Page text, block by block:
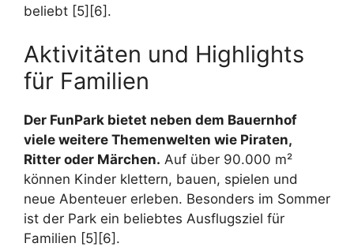
beliebt [5][6].
Aktivitäten und Highlights
für Familien
Der FunPark bietet neben dem Bauernhof
viele weitere Themenwelten wie Piraten,
Ritter oder Märchen. Auf über 90.000 m²
können Kinder klettern, bauen, spielen und
neue Abenteuer erleben. Besonders im Sommer
ist der Park ein beliebtes Ausflugsziel für
Familien [5][6].